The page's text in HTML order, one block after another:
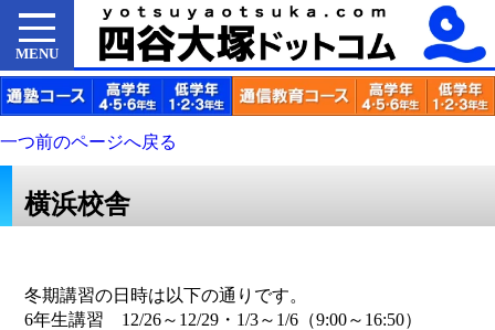
MENU
一つ前のページへ戻る
横浜校舎
冬期講習の日時は以下の通りです。
6年生講習 12/26～12/29・1/3～1/6（9:00～16:50）